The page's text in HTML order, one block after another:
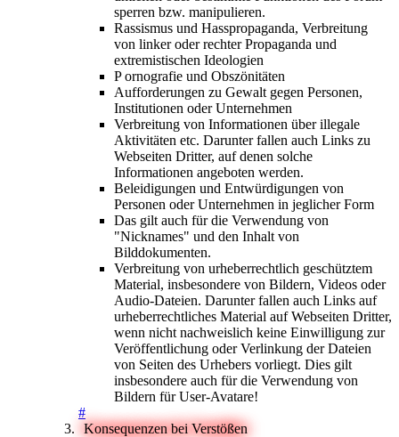
sperren bzw. manipulieren.
Rassismus und Hasspropaganda, Verbreitung
von linker oder rechter Propaganda und
extremistischen Ideologien
P ornografie und Obszönitäten
Aufforderungen zu Gewalt gegen Personen,
Institutionen oder Unternehmen
Verbreitung von Informationen über illegale
Aktivitäten etc. Darunter fallen auch Links zu
Webseiten Dritter, auf denen solche
Informationen angeboten werden.
Beleidigungen und Entwürdigungen von
Personen oder Unternehmen in jeglicher Form
Das gilt auch für die Verwendung von
"Nicknames" und den Inhalt von
Bilddokumenten.
Verbreitung von urheberrechtlich geschütztem
Material, insbesondere von Bildern, Videos oder
Audio-Dateien. Darunter fallen auch Links auf
urheberrechtliches Material auf Webseiten Dritter,
wenn nicht nachweislich keine Einwilligung zur
Veröffentlichung oder Verlinkung der Dateien
von Seiten des Urhebers vorliegt. Dies gilt
insbesondere auch für die Verwendung von
Bildern für User-Avatare!
#
Konsequenzen bei Verstößen